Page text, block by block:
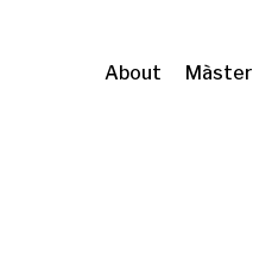
About Màster